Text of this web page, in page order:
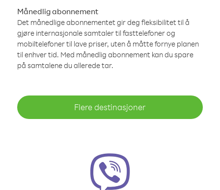
Månedlig abonnement
Det månedlige abonnementet gir deg fleksibilitet til å
gjøre internasjonale samtaler til fasttelefoner og
mobiltelefoner til lave priser, uten å måtte fornye planen
til enhver tid. Med månedlig abonnement kan du spare
på samtalene du allerede tar.
Flere destinasjoner